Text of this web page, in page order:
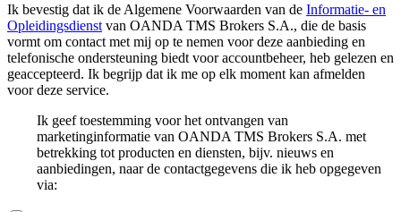
Ik bevestig dat ik de Algemene Voorwaarden van de Informatie- en
Opleidingsdienst van OANDA TMS Brokers S.A., die de basis
vormt om contact met mij op te nemen voor deze aanbieding en
telefonische ondersteuning biedt voor accountbeheer, heb gelezen en
geaccepteerd. Ik begrijp dat ik me op elk moment kan afmelden
voor deze service.
Ik geef toestemming voor het ontvangen van
marketinginformatie van OANDA TMS Brokers S.A. met
betrekking tot producten en diensten, bijv. nieuws en
aanbiedingen, naar de contactgegevens die ik heb opgegeven
via: